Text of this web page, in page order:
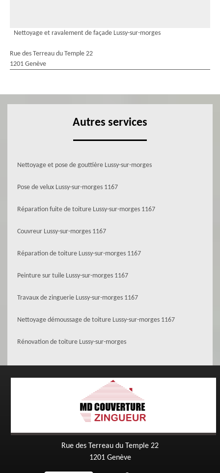
Nettoyage et ravalement de façade Lussy-sur-morges
Rue des Terreau du Temple 22
1201 Genève
Autres services
Nettoyage et pose de gouttière Lussy-sur-morges
Pose de velux Lussy-sur-morges 1167
Réparation fuite de toiture Lussy-sur-morges 1167
Couvreur Lussy-sur-morges 1167
Réparation de toiture Lussy-sur-morges 1167
Peinture sur tuile Lussy-sur-morges 1167
Travaux de zinguerie Lussy-sur-morges 1167
Nettoyage démoussage de toiture Lussy-sur-morges 1167
Rénovation de toiture Lussy-sur-morges
Rue des Terreau du Temple 22
1201 Genève